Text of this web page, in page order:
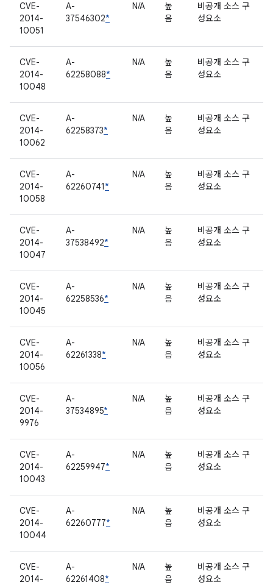
CVE-
2014-
10051
A-
37546302*
N/A
높
음
비공개 소스 구
성요소
CVE-
2014-
10048
A-
62258088*
N/A
높
음
비공개 소스 구
성요소
CVE-
2014-
10062
A-
62258373*
N/A
높
음
비공개 소스 구
성요소
CVE-
2014-
10058
A-
62260741*
N/A
높
음
비공개 소스 구
성요소
CVE-
2014-
10047
A-
37538492*
N/A
높
음
비공개 소스 구
성요소
CVE-
2014-
10045
A-
62258536*
N/A
높
음
비공개 소스 구
성요소
CVE-
2014-
10056
A-
62261338*
N/A
높
음
비공개 소스 구
성요소
CVE-
2014-
9976
A-
37534895*
N/A
높
음
비공개 소스 구
성요소
CVE-
2014-
10043
A-
62259947*
N/A
높
음
비공개 소스 구
성요소
CVE-
2014-
10044
A-
62260777*
N/A
높
음
비공개 소스 구
성요소
CVE-
2014-
A-
62261408*
N/A
높
음
비공개 소스 구
성요소